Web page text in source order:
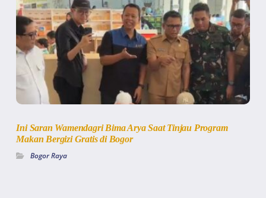
Ini Saran Wamendagri Bima Arya Saat Tinjau Program
Makan Bergizi Gratis di Bogor
Bogor Raya